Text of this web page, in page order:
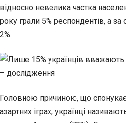
відносно невелика частка
року грали 5% респондентів, а
2%.
Головною причиною, що
азартних іграх, українці